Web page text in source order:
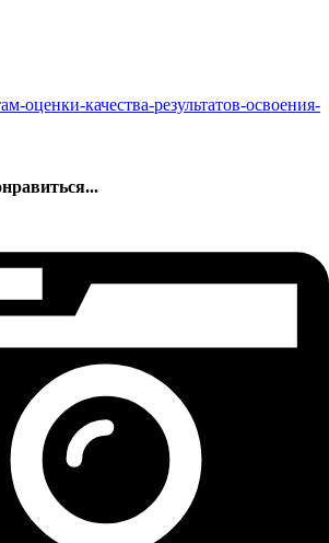
оценки-качества-результатов-освоения-